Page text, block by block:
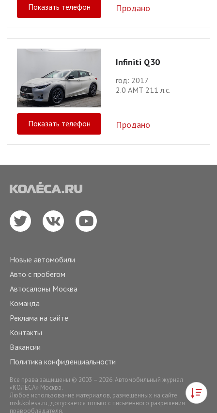
Показать телефон Продано
Infiniti Q30
год: 2017
2.0 АМТ 211 л.с.
Показать телефон Продано
Новые автомобили
Авто с пробегом
Автосалоны Москва
Команда
Реклама на сайте
Контакты
Вакансии
Политика конфиденциальности
Все права защищены © 2003 – 2026. Автомобильный журнал
«КОЛЕСА» Москва.
Любое использование материалов, размещенных на сайте
msk.kolesa.ru, допускается только с письменного разрешения
правообладателя.